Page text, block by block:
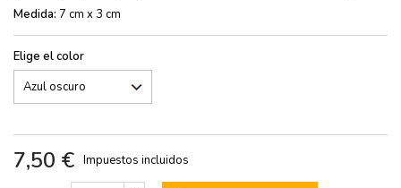
Medida: 7 cm x 3 cm
Elige el color
7,50 € Impuestos incluidos